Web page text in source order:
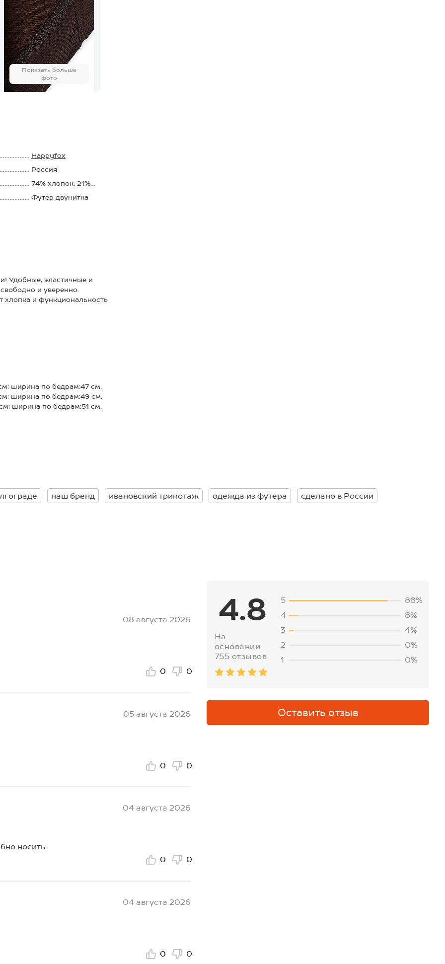
Показать больше
фото
Happyfox
Россия
74% хлопок, 21%
полиэстер, 5% лайкра
Футер двунитка
Удобные, эластичные и
и уверенно.
хлопка и функциональность
для осенних
домашних вечеров. Базовые
на каждый день,
ширина по бедрам:47 см.
ширина по бедрам:49 см.
ширина по бедрам:51 см.
наш бренд ивановский трикотаж одежда из футера сделано в России
4.8
На
основании
755 отзывов
5
88%
4
8%
3
4%
2
0%
1
0%
Оставить отзыв
08 августа 2026
0 0
05 августа 2026
0 0
04 августа 2026
носить
0
0
04 августа 2026
0 0